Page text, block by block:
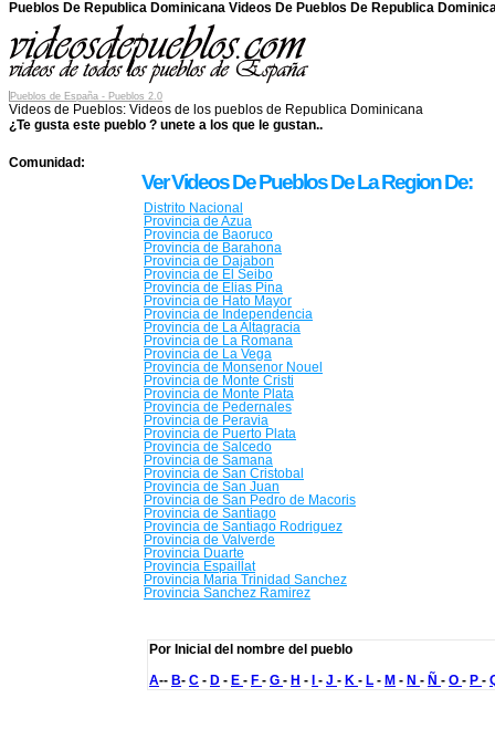
Pueblos De Republica Dominicana Videos De Pueblos De Republica
Pueblos de España - Pueblos 2.0
Videos de Pueblos: Videos de los pueblos de Republica Dominicana
¿Te gusta este pueblo ? unete a los que le gustan..
Comunidad:
Ver Videos De Pueblos De La Region De:
Distrito Nacional
Provincia de Azua
Provincia de Baoruco
Provincia de Barahona
Provincia de Dajabon
Provincia de El Seibo
Provincia de Elias Pina
Provincia de Hato Mayor
Provincia de Independencia
Provincia de La Altagracia
Provincia de La Romana
Provincia de La Vega
Provincia de Monsenor Nouel
Provincia de Monte Cristi
Provincia de Monte Plata
Provincia de Pedernales
Provincia de Peravia
Provincia de Puerto Plata
Provincia de Salcedo
Provincia de Samana
Provincia de San Cristobal
Provincia de San Juan
Provincia de San Pedro de Macoris
Provincia de Santiago
Provincia de Santiago Rodriguez
Provincia de Valverde
Provincia Duarte
Provincia Espaillat
Provincia Maria Trinidad Sanchez
Provincia Sanchez Ramirez
Por Inicial del nombre del pueblo
A-- B- C - D - E - F - G - H - - J - K - L - M - N - Ñ - O - P -